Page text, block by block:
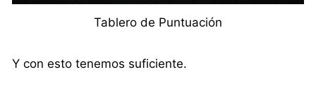
Tablero de Puntuación
Y con esto tenemos suficiente.